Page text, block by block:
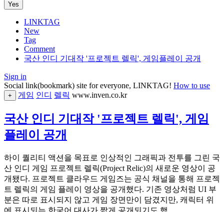
Yes
LINKTAG
New
Tag
Comment
국산 인디 기대작 '프로젝트 렐릭', 게임플레이 공개
Sign in
Social link(bookmark) site for everyone, LINKTAG! How to use
+ 게임 인디 렐릭 www.inven.co.kr
국산 인디 기대작 '프로젝트 렐릭', 게임
플레이 공개
하이 퀄리티 액션을 목표로 인상적인 그래픽과 전투를 그린 국
산 인디 게임 프로젝트 렐릭(Project Relic)의 새로운 영상이 공
개됐다. 프로젝트 클라우드 게임즈는 공식 채널을 통해 프로젝
트 렐릭의 게임 플레이 영상을 공개했다. 기존 영상처럼 UI 부
분은 따로 표시되지 않고 게임 장면만이 담겼지만, 캐릭터 위
에 표시되는 한국어 대사가 짧게 공개되기도 했